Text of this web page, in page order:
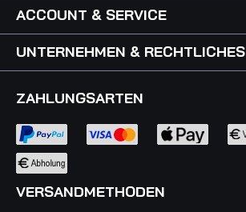
ACCOUNT & SERVICE
UNTERNEHMEN & RECHTLICHES
ZAHLUNGSARTEN
VERSANDMETHODEN